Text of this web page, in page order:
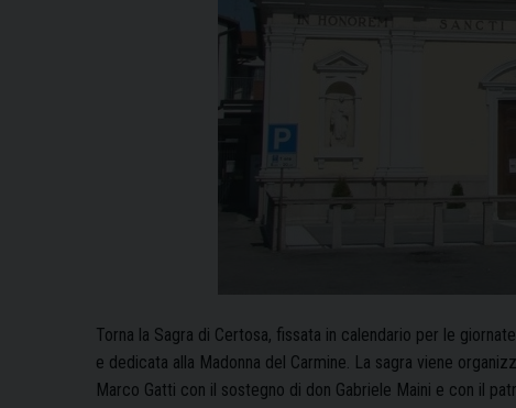
Torna la Sagra di Certosa, fissata in calendario per le
e dedicata alla Madonna del Carmine. La sagra viene
Marco Gatti con il sostegno di don Gabriele Maini e con il